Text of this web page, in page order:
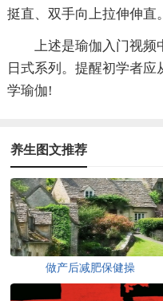
挺直、双手向上拉伸伸直。
上述是瑜伽入门视
日式系列。提醒初学者
学瑜伽!
养生图文推荐
做产后减肥保健操